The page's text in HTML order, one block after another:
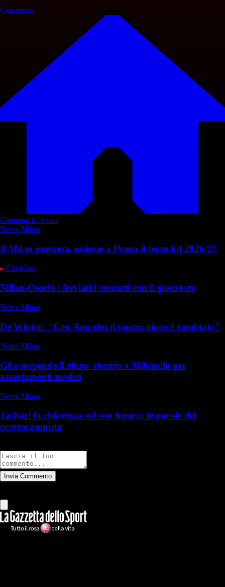
Commenta
Continua la lettura
News Milan
Il Milan presenta assieme a Puma il terzo kit 2026/27
Ultim’ora
Milan-Osorio | Avviati i contatti con il giocatore
News Milan
De Winter: "Con Amorim il nostro gioco è cambiato"
News Milan
Gila sospende il ritiro: rientro a Milanello per
accertamenti medici
News Milan
Jashari fa chiarezza sul suo futuro: le parole del
centrocampista
Invia Commento